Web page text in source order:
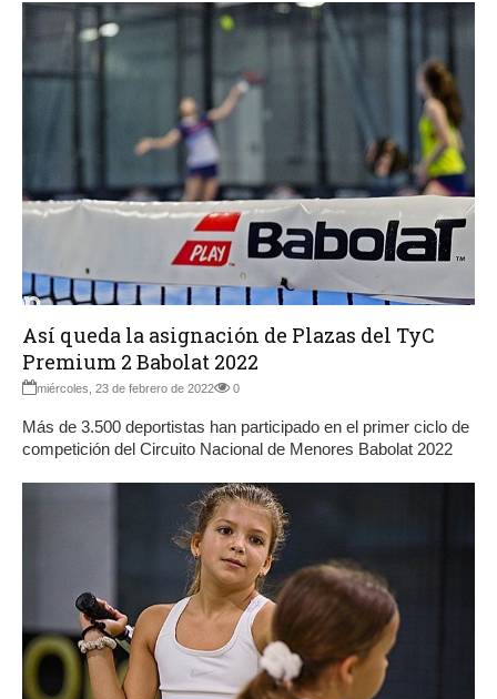
Así queda la asignación de Plazas del TyC
Premium 2 Babolat 2022
miércoles, 23 de febrero de 2022 0
Más de 3.500 deportistas han participado en el primer ciclo de
competición del Circuito Nacional de Menores Babolat 2022